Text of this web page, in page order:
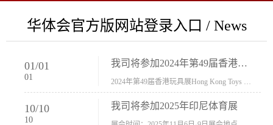
华体会官方版网站登录入口 / News
01/01
01
我司将参加2024年第49届香港玩具展Hong Kong Toys & Games Fair 欢迎新···
10/10
10
我司将参加2025年印尼体育展